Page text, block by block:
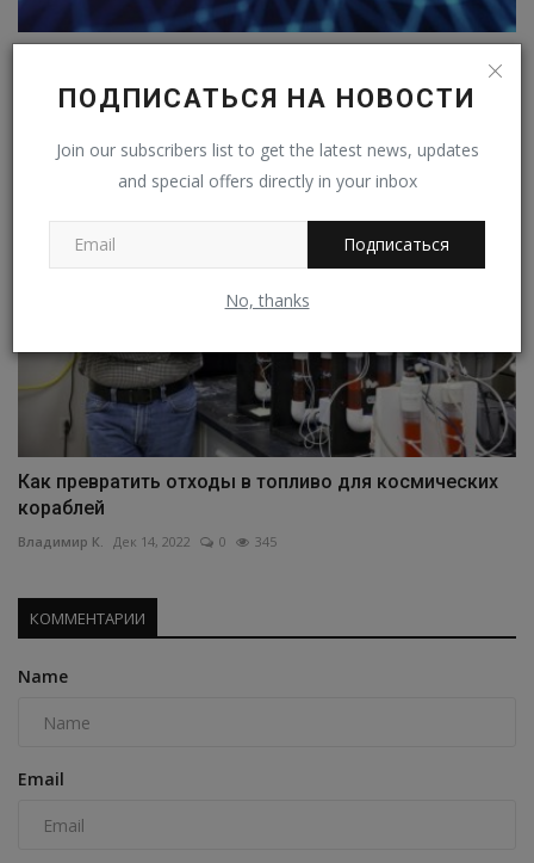
ПОДПИСАТЬСЯ НА НОВОСТИ
Join our subscribers list to get the latest news, updates
and special offers directly in your inbox
Подписаться
No, thanks
Владимир К. Фев 8, 2023
Как превратить отходы в топливо для космических
кораблей
Владимир К. Дек 14, 2022 0 345
КОММЕНТАРИИ
Name
Email